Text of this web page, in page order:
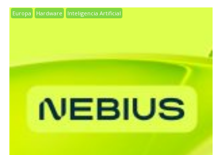
Europa Hardware Inteligencia Artificial